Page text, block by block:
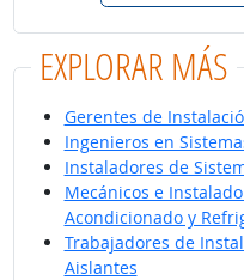
EXPLORAR MÁS
Gerentes de
Ingenieros en
Instaladores de
Mecánicos e
Acondicionado y
Trabajadores de
Aislantes